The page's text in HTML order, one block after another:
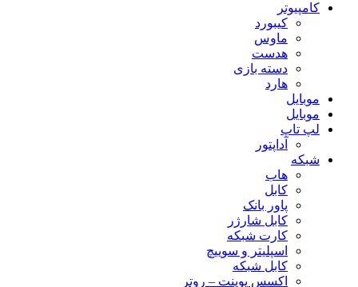
کامپیوتر
کیبورد
ماوس
هدست
دسته بازی
هارد
موبایل
موبایل
لپ تاپ
آداپتور
شبکه
هاب
کابل
پاور بانک
کابل شارژر
کارت شبکه
اسپلیتر و سوییچ
کابل شبکه
اکسس پوینت – روتر